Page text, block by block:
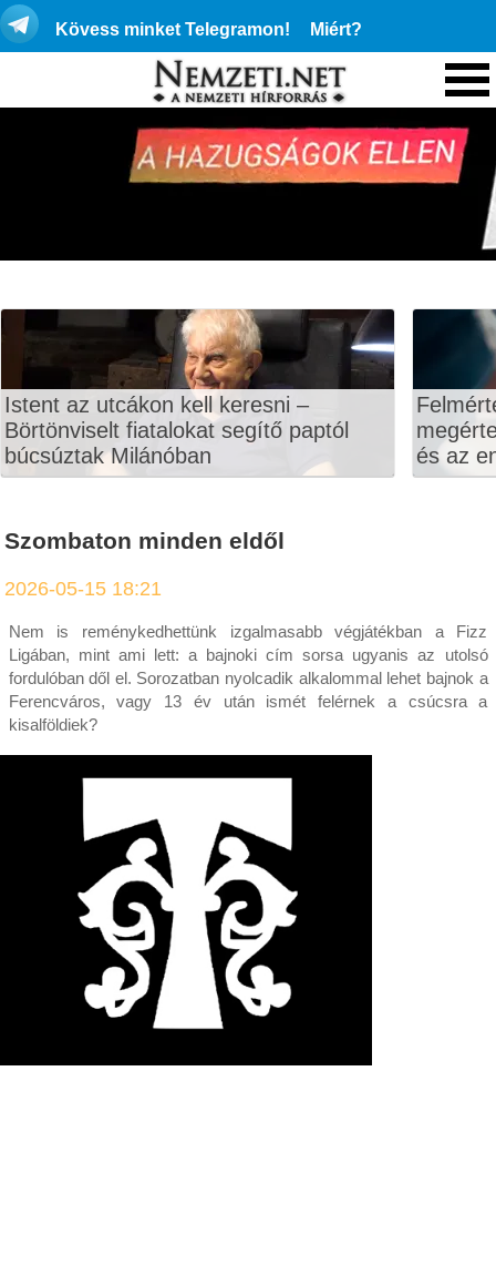
Kövess minket Telegramon! Miért?
Istent az utcákon kell keresni –
Börtönviselt fiatalokat segítő paptól
búcsúztak Milánóban
és az
Szombaton minden eldől
2026-05-15 18:21
Nem is reménykedhettünk izgalmasabb végjátékban a Fizz
Ligában, mint ami lett: a bajnoki cím sorsa ugyanis az utolsó
fordulóban dől el. Sorozatban nyolcadik alkalommal lehet bajnok a
Ferencváros, vagy 13 év után ismét felérnek a csúcsra a
kisalföldiek?